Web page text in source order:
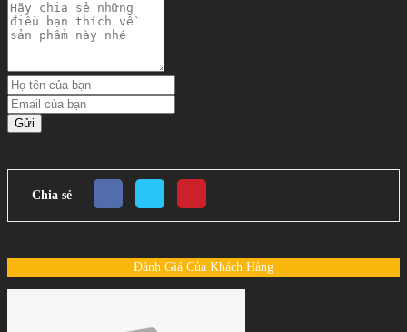
Gửi
Chia sẻ
Đánh Giá Của Khách Hàng